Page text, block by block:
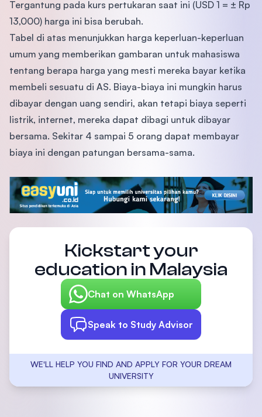
Tergantung pada kurs pertukaran saat ini (USD 1 = ± Rp
13,000) harga ini bisa berubah.
Tabel di atas menunjukkan harga keperluan-keperluan
umum yang memberikan gambaran untuk mahasiswa
tentang berapa harga yang mesti mereka bayar ketika
membeli sesuatu di AS. Biaya-biaya ini mungkin harus
dibayar dengan uang sendiri, akan tetapi biaya seperti
listrik, internet, mereka dapat dibagi untuk dibayar
bersama. Sekitar 4 sampai 5 orang dapat membayar
biaya ini dengan patungan bersama-sama.
Kickstart your
education in Malaysia
Chat on WhatsApp
Speak to Study Advisor
WE'LL HELP YOU FIND AND APPLY FOR YOUR DREAM
UNIVERSITY